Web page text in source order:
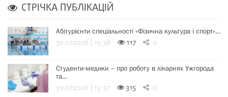
СТРІЧКА ПУБЛІКАЦІЙ
Абітурієнти спеціальності «Фізична культура і спорт»…
30.07.2026 | 15:38 117 0
Студенти-медики – про роботу в лікарнях Ужгорода
та…
30.07.2026 | 13:37 315 0